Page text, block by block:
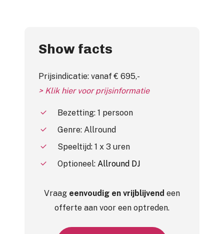
Show facts
Prijsindicatie: vanaf € 695,-
> Klik hier voor prijsinformatie
Bezetting: 1 persoon
Genre: Allround
Speeltijd: 1 x 3 uren
Optioneel: Allround DJ
Vraag eenvoudig en vrijblijvend een
offerte aan voor een optreden.